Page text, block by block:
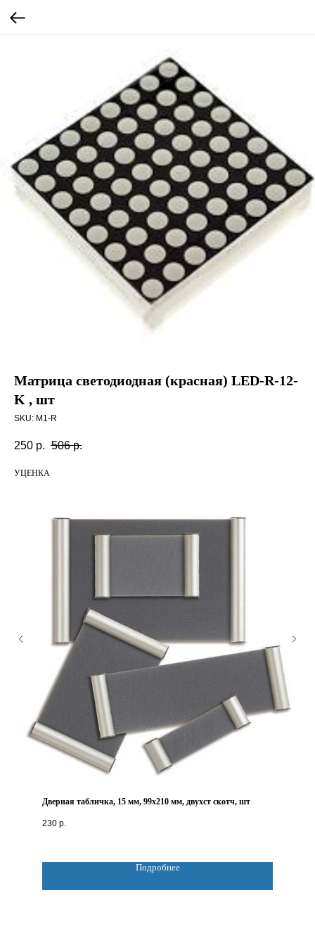
Матрица светодиодная (красная) LED-R-12-
K , шт
SKU: M1-R
250 р. 506 р.
УЦЕНКА
Дверная табличка, 15 мм, 99х210 мм, двухст скотч, шт
230 р.
Подробнее